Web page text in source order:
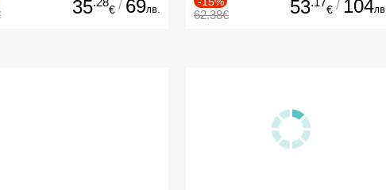
35 € / 69лв. 62.38€ 53 € / 104лв.